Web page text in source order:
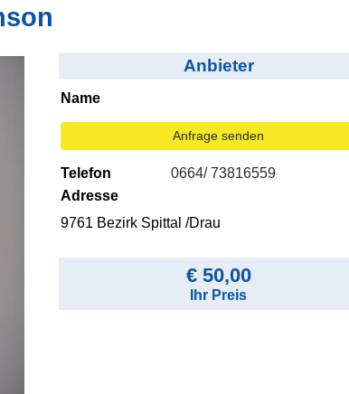
Anbieter
Name
Anfrage senden
Telefon
0664/ 73816559
Adresse
9761 Bezirk Spittal /Drau
€ 50,00
Ihr Preis